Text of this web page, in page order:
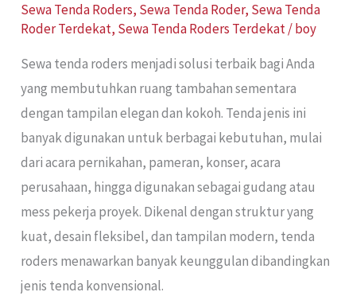
Sewa Tenda Roders, Sewa Tenda Roder, Sewa Tenda
Roder Terdekat, Sewa Tenda Roders Terdekat/boy
Sewa tenda roders menjadi solusi terbaik bagi Anda
yang membutuhkan ruang tambahan sementara
dengan tampilan elegan dan kokoh. Tenda jenis ini
banyak digunakan untuk berbagai kebutuhan, mulai
dari acara pernikahan, pameran, konser, acara
perusahaan, hingga digunakan sebagai gudang atau
mess pekerja proyek. Dikenal dengan struktur yang
kuat, desain fleksibel, dan tampilan modern, tenda
roders menawarkan banyak keunggulan dibandingkan
jenis tenda konvensional.